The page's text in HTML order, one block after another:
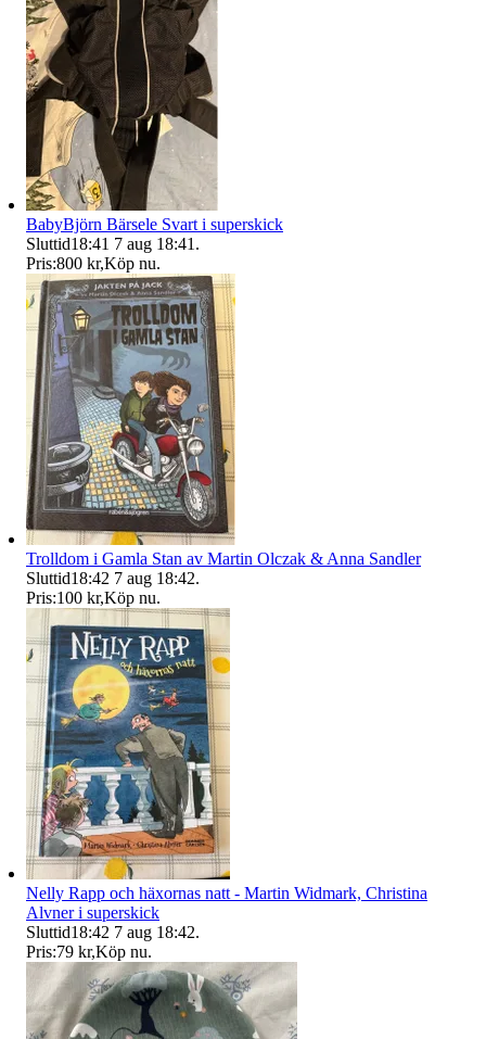
BabyBjörn Bärsele Svart i superskick
Sluttid18:41 7 aug 18:41 .
Pris:800 kr,Köp nu.
Trolldom i Gamla Stan av Martin Olczak & Anna Sandler
Sluttid18:42 7 aug 18:42.
Pris:100 kr,Köp nu.
Nelly Rapp och häxornas natt - Martin Widmark, Christina
Alvner i superskick
Sluttid18:42 7 aug 18:42.
Pris:79 kr,Köp nu.